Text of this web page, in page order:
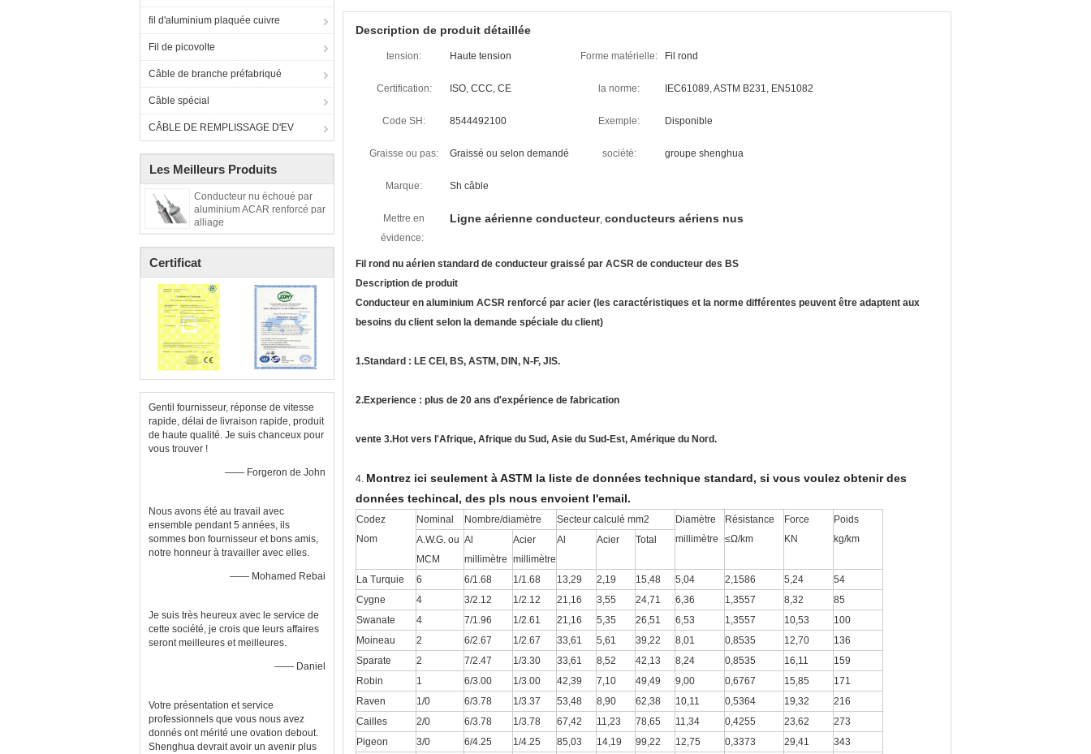
fil d'aluminium plaquée cuivre
Fil de picovolte
Câble de branche préfabriqué
Câble spécial
CÂBLE DE REMPLISSAGE D'EV
Les Meilleurs Produits
Conducteur nu échoué par
aluminium ACAR renforcé par
alliage
Certificat
Gentil fournisseur, réponse de vitesse
rapide, délai de livraison rapide, produit
de haute qualité. Je suis chanceux pour
vous trouver !
—— Forgeron de John
Nous avons été au travail avec
ensemble pendant 5 années, ils
sommes bon fournisseur et bons amis,
notre honneur à travailler avec elles.
—— Mohamed Rebai
Je suis très heureux avec le service de
cette société, je crois que leurs affaires
seront meilleures et meilleures.
—— Daniel
Votre présentation et service
professionnels que vous nous avez
donnés ont mérité une ovation debout.
Shenghua devrait avoir un avenir plus
Description de produit détaillée
tension: Haute tension Forme matérielle: Fil rond
Certification: ISO, CCC, CE la norme: IEC61089, ASTM B231, EN51082
Code SH: 8544492100 Exemple: Disponible
Graisse ou pas: Graissé ou selon demandé société: groupe shenghua
Marque: Sh câble
Mettre en
évidence:
Ligne aérienne conducteur, conducteurs aériens nus
Fil rond nu aérien standard de conducteur graissé par ACSR de conducteur des BS
Description de produit
Conducteur en aluminium ACSR renforcé par acier (les caractéristiques et la norme différentes peuvent être adaptent aux
besoins du client selon la demande spéciale du client)
1.Standard : LE CEI, BS, ASTM, DIN, N-F, JIS.
2.Experience : plus de 20 ans d'expérience de fabrication
vente 3.Hot vers l'Afrique, Afrique du Sud, Asie du Sud-Est, Amérique du Nord.
4. Montrez ici seulement à ASTM la liste de données technique standard, si vous voulez obtenir des
données techincal, des pls nous envoient l'email.
Codez
Nom
Nominal Nombre/diamètre Secteur calculé mm2
Diamètre
millimètre
Résistance
≤Ω/km
Force
KN
Poids
kg/km
A.W.G. ou
MCM
Al
millimètre
Acier
millimètre
Al Acier Total
La Turquie 6 6/1.68 1/1.68 13,29 2,19 15,48 5,04 2,1586 5,24
54
Cygne
4 3/2.12 1/2.12 21,16 3,55 24,71 6,36 1,3557 8,32
85
Swanate
4 7/1.96 1/2.61 21,16 5,35 26,51 6,53 1,3557 10,53
100
Moineau
2 6/2.67 1/2.67 33,61 5,61 39,22 8,01 0,8535 12,70
136
Sparate
2 7/2.47 1/3.30 33,61 8,52 42,13 8,24 0,8535 16,11
159
Robin
1 6/3.00 1/3.00 42,39 7,10 49,49 9,00 0,6767 15,85
171
Raven
1/0 6/3.78 1/3.37 53,48 8,90 62,38 10,11 0,5364 19,32
216
Cailles
2/0 6/3.78 1/3.78 67,42 11,23 78,65 11,34 0,4255 23,62
273
Pigeon
3/0 6/4.25 1/4.25 85,03 14,19 99,22 12,75 0,3373 29,41
343